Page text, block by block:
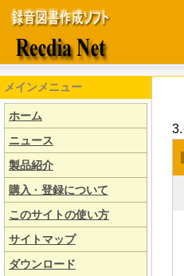
メインメニュー
ホーム
ニュース
製品紹介
購入 · 登録について
このサイトの使い方
サイトマップ
ダウンロード